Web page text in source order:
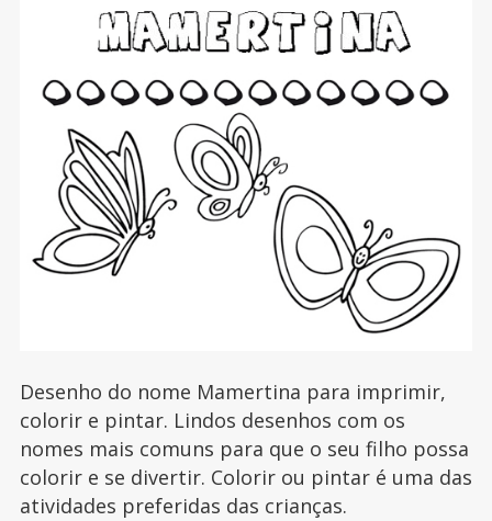
Desenho do nome Mamertina para imprimir,
colorir e pintar. Lindos desenhos com os
nomes mais comuns para que o seu filho possa
colorir e se divertir. Colorir ou pintar é uma das
atividades preferidas das crianças.